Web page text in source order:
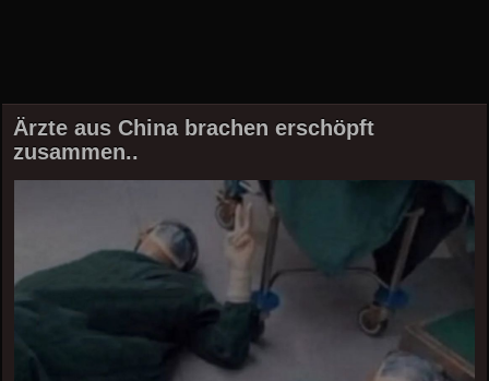
Ärzte aus China brachen erschöpft
zusammen..